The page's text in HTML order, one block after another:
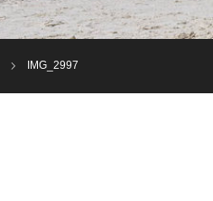
IMG_2997